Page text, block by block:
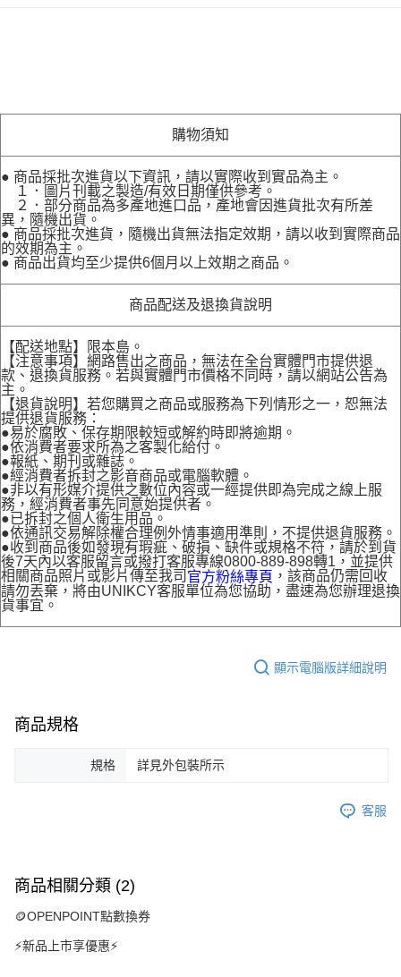
購物須知
● 商品採批次進貨以下資訊，請以實際收到實品為主。
１．圖片刊載之製造/有效日期僅供參考。
２．部分商品為多產地進口品，產地會因進貨批次有所差
異，隨機出貨。
● 商品採批次進貨，隨機出貨無法指定效期，請以收到實際商品
的效期為主。
● 商品出貨均至少提供6個月以上效期之商品。
商品配送及退換貨說明
【配送地點】限本島。
【注意事項】網路售出之商品，無法在全台實體門市提供退
款、退換貨服務。若與實體門市價格不同時，請以網站公告為
主。
【退貨說明】若您購買之商品或服務為下列情形之一，恕無法
提供退貨服務：
●易於腐敗、保存期限較短或解約時即將逾期。
●依消費者要求所為之客製化給付。
●報紙、期刊或雜誌。
●經消費者拆封之影音商品或電腦軟體。
●非以有形媒介提供之數位內容或一經提供即為完成之線上服
務，經消費者事先同意始提供者。
●已拆封之個人衛生用品。
●依通訊交易解除權合理例外情事適用準則，不提供退貨服務。
●收到商品後如發現有瑕疵、破損、缺件或規格不符，請於到貨
後7天內以客服留言或撥打客服專線0800-889-898轉1，並提供
相關商品照片或影片傳至我司 官方粉絲專頁 ，該商品仍需回收
請勿丟棄，將由UNIKCY客服單位為您協助，盡速為您辦理退換
貨事宜。
顯示電腦版詳細說明
商品規格
規格 詳見外包裝所示
客服
商品相關分類 (2)
🪙OPENPOINT點數換券
⚡新品上市享優惠⚡